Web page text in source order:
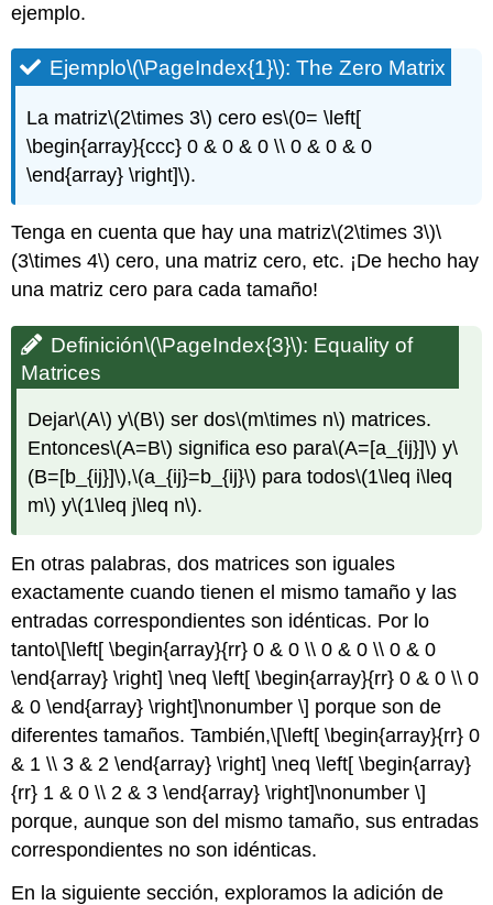
ejemplo.
Ejemplo\(\PageIndex{1}\):The Zero Matrix
La matriz\(2\times 3\) cero es\(0= \left[
\begin{array}{ccc} 0 & 0 & 0 \\ 0 & 0 & 0
\end{array} \right]\).
Tenga en cuenta que hay una matriz\(2\times 3\)\
(3\times 4\) cero, una matriz cero, etc. ¡De hecho hay
una matriz cero para cada tamaño!
Definición\(\PageIndex{3}\): Equality of
Matrices
Dejar\(A\) y\(B\) ser dos\(m\times n\) matrices.
Entonces\(A=B\) significa eso para\(A=[a_{ij}]\) y\
(B=[b_{ij}]\),\(a_{ij}=b_{ij}\) para todos\(1\leq i\leq
m\) y\(1\leq j\leq n\).
En otras palabras, dos matrices son iguales
exactamente cuando tienen el mismo tamaño y las
entradas correspondientes son idénticas. Por lo
tanto\[\left[ \begin{array}{rr} 0 & 0 \\ 0 & 0 \\ 0 & 0
\end{array} \right] \neq \left[ \begin{array}{rr} 0 & 0 \\ 0
& 0 \end{array} \right]\nonumber \] porque son de
diferentes tamaños. También,\[\left[ \begin{array}{rr} 0
& 1 \\ 3 & 2 \end{array} \right] \neq \left[ \begin{array}
{rr} 1 & 0 \\ 2 & 3 \end{array} \right]\nonumber \]
porque, aunque son del mismo tamaño, sus entradas
correspondientes no son idénticas.
En la siguiente sección, exploramos la adición de